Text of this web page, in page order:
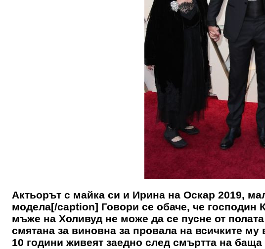
Актьорът с майка си и Ирина на Оскар 2019,
модела[/caption] Говори се обаче, че господин
мъже на Холивуд не може да се пусне от
смятана за виновна за провала на всичките
10 години живеят заедно след смъртта на